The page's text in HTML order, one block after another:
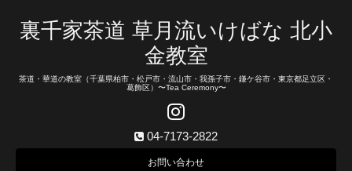
裏千家茶道 草月流いけばな 北小
金教室
茶道・華道の教室（千葉県柏市・松戸市・流山市・我孫子市・鎌ケ谷市・東京都足立区・
葛飾区）〜Tea Ceremony〜
04-7173-2822
お問い合わせ